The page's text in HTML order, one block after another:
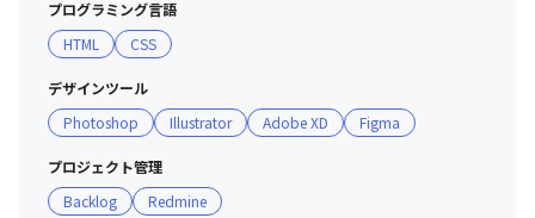
ていきましょう
■ 業務のこだわり
・徹底的に顧客目線で業務に取り組むことを大切にしてい
ます
・部署同士の連携が強いため、スピード感をもって案件を
担当しています
プログラミング言語
HTML
CSS
デザインツール
Photoshop
Illustrator Adobe XD Figma
プロジェクト管理
Backlog
Redmine